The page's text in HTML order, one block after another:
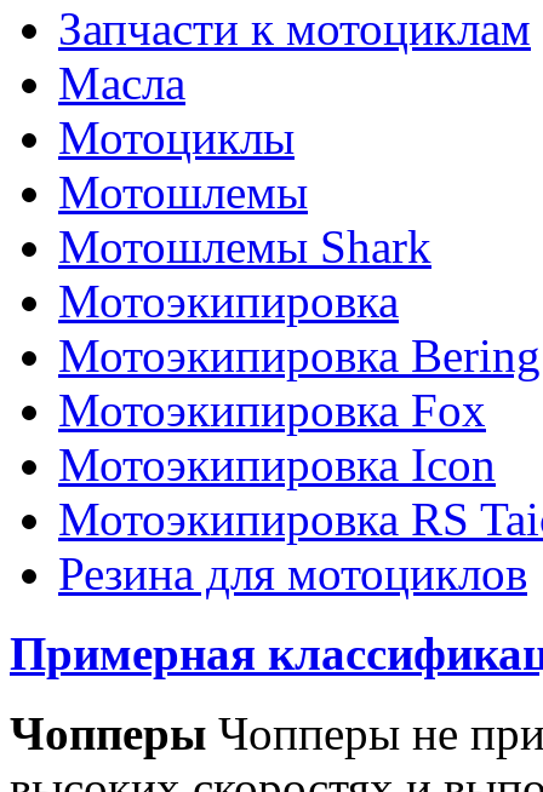
Запчасти к мотоциклам
Масла
Мотоциклы
Мотошлемы
Мотошлемы Shark
Мотоэкипировка
Мотоэкипировка Bering
Мотоэкипировка Fox
Мотоэкипировка Icon
Мотоэкипировка RS
Резина для мотоциклов
Примерная
Чопперы Чопперы не